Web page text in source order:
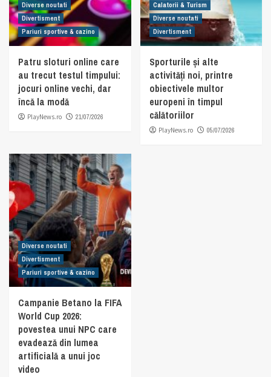
Diverse noutati
Divertisment
Pariuri sportive & cazino
Patru sloturi online care
au trecut testul timpului:
jocuri online vechi, dar
încă la modă
PlayNews.ro 21/07/2026
Calatorii & Turism
Diverse noutati
Divertisment
Sporturile și alte
activități noi, printre
obiectivele multor
europeni în timpul
călătoriilor
PlayNews.ro 05/07/2026
Diverse noutati
Divertisment
Pariuri sportive & cazino
Campanie Betano la FIFA
World Cup 2026:
povestea unui NPC care
evadează din lumea
artificială a unui joc
video